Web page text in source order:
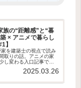
族の“距離感”と“暮
× アニメで暮らし
】
を建築士の視点で読み
取りの話。アニメの家
し変わる入口記事です
2025.03.26